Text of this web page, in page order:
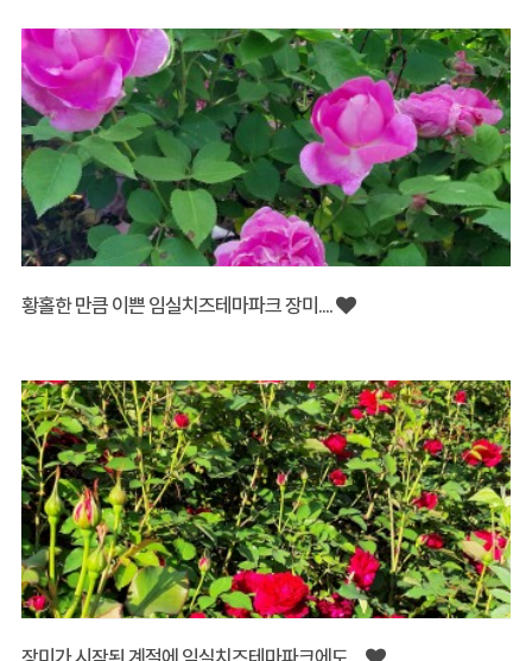
황홀한 만큼 이쁜 임실치즈테마파크 장미....